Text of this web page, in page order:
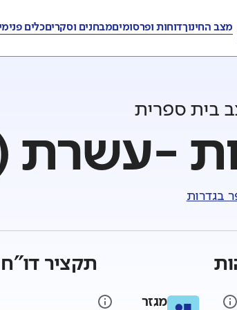
מצב החינוךדוחות ופרסומיםמבחנים וסקריםכלים
בית ספרית
-עשרת
בגדרות
מגזר
תקציר דו"ח